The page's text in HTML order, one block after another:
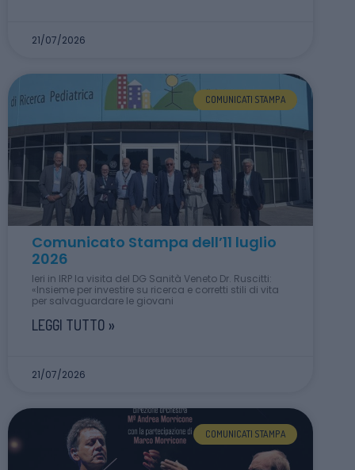
21/07/2026
COMUNICATI STAMPA
Comunicato Stampa dell’11 luglio
2026
Ieri in IRP la visita del DG Sanità Veneto Dr. Ruscitti:
«Insieme per investire su ricerca e corretti stili di vita
per salvaguardare le giovani
LEGGI TUTTO »
21/07/2026
COMUNICATI STAMPA